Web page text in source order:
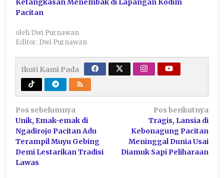
Ketangkasan Menembak di Lapangan Kodim
Pacitan
oleh Dwi Purnawan
Editor: Dwi Purnawan
Ikuti Kami Pada
Navigasi
pos
Pos sebelumnya
Unik, Emak-emak di
Ngadirojo Pacitan Adu
Terampil Muyu Gebing
Demi Lestarikan Tradisi
Lawas
Pos berikutnya
Tragis, Lansia di
Kebonagung Pacitan
Meninggal Dunia Usai
Diamuk Sapi Peliharaan